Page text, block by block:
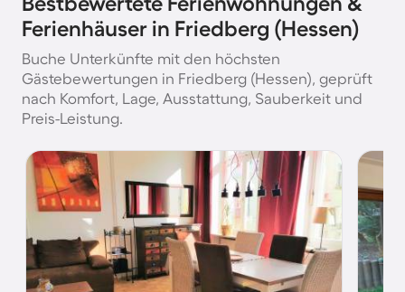
Ferienhäuser in Friedberg (Hessen)
Buche Unterkünfte mit den höchsten
Gästebewertungen in Friedberg (Hessen), geprüft
nach Komfort, Lage, Ausstattung, Sauberkeit und
Preis-Leistung.